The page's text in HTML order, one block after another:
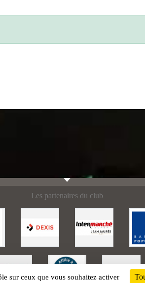
Les partenaires du club
sur ceux que vous souhaitez activer